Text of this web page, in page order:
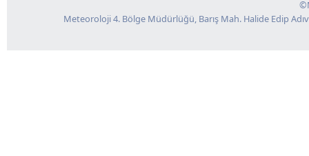
Meteoroloji 4. Bölge Müdürlüğü, Barış Mah. Halide Edip